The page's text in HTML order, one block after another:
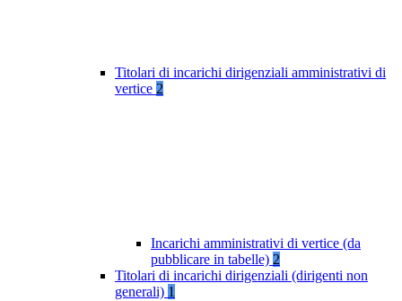
Titolari di incarichi dirigenziali amministrativi di
vertice 2
Incarichi amministrativi di vertice (da
pubblicare in tabelle) 2
Titolari di incarichi dirigenziali (dirigenti non
generali) 1